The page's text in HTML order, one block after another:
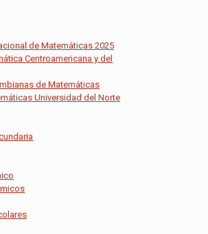
de Matemáticas 2025
Centroamericana y del
de Matemáticas
Universidad del Norte